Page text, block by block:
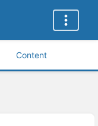
Content